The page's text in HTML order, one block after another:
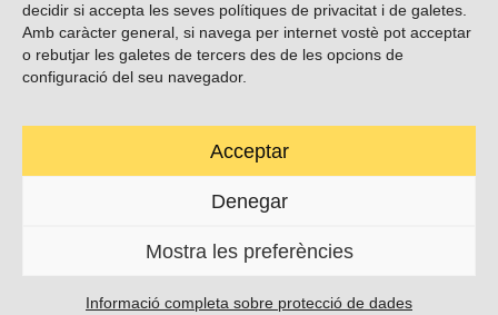
decidir si accepta les seves polítiques de privacitat i de galetes.
Amb caràcter general, si navega per internet vostè pot acceptar
o rebutjar les galetes de tercers des de les opcions de
configuració del seu navegador.
Acceptar
Denegar
Mostra les preferències
Informació completa sobre protecció de dades
Troba’ns a les xarxes socials
Carrer Casp 180 (baixos), Barcelona.
contacte@cup.cat